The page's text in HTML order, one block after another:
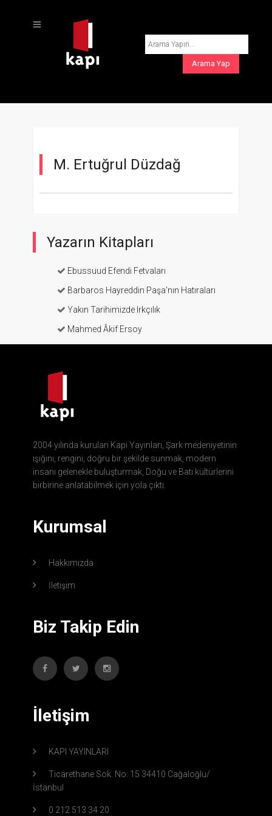
M. Ertuğrul Düzdağ
Yazarın Kitapları
Ebussuud Efendi Fetvaları
Barbaros Hayreddin Paşa'nın Hatıraları
Yakın Tarihimizde Irkçılık
Mahmed Âkif Ersoy
2004 yılında kurulan Kapı Yayınları, Şark medeniyetinin
ışığını, rengini, doğru bir şekilde sunmak, modern
insanı gelenekle buluşturmak, Doğu ve Batı kültürlerini
birbirine anlatabilmek için yola çıktı.
Kurumsal
Hakkımızda
İletişim
Biz Takip Edin
İletişim
KAPI YAYINLARI
Ticarethane Sok. No: 15 34410 Cağaloğlu/
İstanbul
0 212 513 34 20